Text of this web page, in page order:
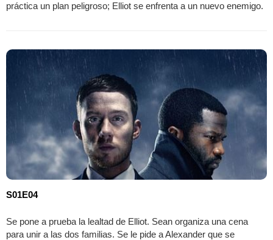
práctica un plan peligroso; Elliot se enfrenta a un nuevo enemigo.
S01E04
Se pone a prueba la lealtad de Elliot. Sean organiza una cena
para unir a las dos familias. Se le pide a Alexander que se